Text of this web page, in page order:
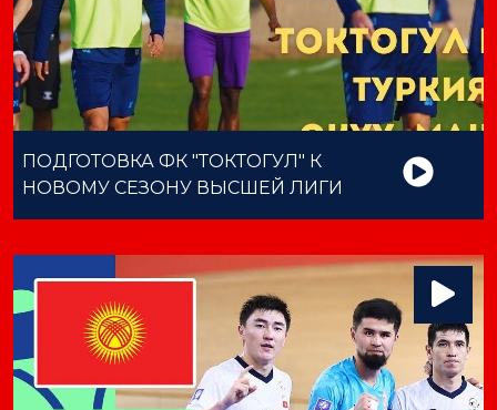
ПОДГОТОВКА ФК "ТОКТОГУЛ" К
НОВОМУ СЕЗОНУ ВЫСШЕЙ ЛИГИ